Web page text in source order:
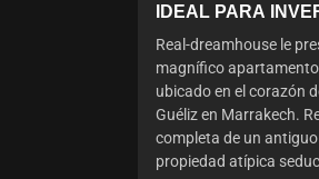
IDEAL PARA
ALQUILER
Real-dreamhouse le
magnífico apartamento
ubicado en el corazón
Guéliz en Marrakech.
completa de un
propiedad atípica